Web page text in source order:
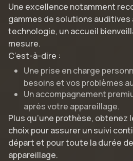
Une excellence notamment
gammes de solutions auditives
technologie, un accueil
mesure.
C’est-à-dire :
Une prise en charge
besoins et vos problèmes
Un accompagnement
après votre appareillage.
Plus qu’une prothèse, obtenez
choix pour assurer un suivi
départ et pour toute la durée
appareillage.